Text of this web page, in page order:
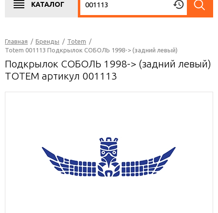
КАТАЛОГ
Главная / Бренды / Totem /
Totem 001113 Подкрылок СОБОЛЬ 1998-> (задний левый)
Подкрылок СОБОЛЬ 1998-> (задний левый)
TOTEM артикул 001113